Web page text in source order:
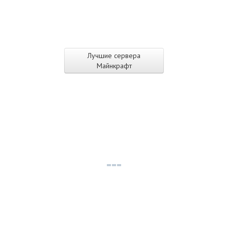
Лучшие сервера
Майнкрафт